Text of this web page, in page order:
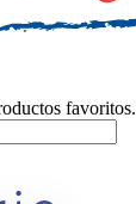
favoritos.